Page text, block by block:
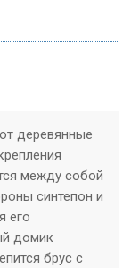
деревянные
между собой
синтепон и
его
домик
брус с